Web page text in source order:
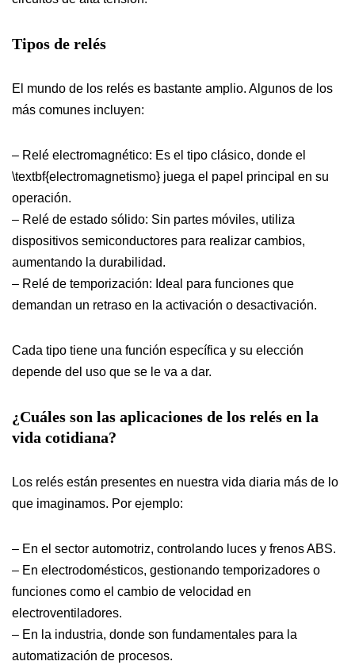
Tipos de relés
El mundo de los relés es bastante amplio. Algunos de los
más comunes incluyen:
– Relé electromagnético: Es el tipo clásico, donde el
\textbf{electromagnetismo} juega el papel principal en su
operación.
– Relé de estado sólido: Sin partes móviles, utiliza
dispositivos semiconductores para realizar cambios,
aumentando la durabilidad.
– Relé de temporización: Ideal para funciones que
demandan un retraso en la activación o desactivación.
Cada tipo tiene una función específica y su elección
depende del uso que se le va a dar.
¿Cuáles son las aplicaciones de los relés en la
vida cotidiana?
Los relés están presentes en nuestra vida diaria más de lo
que imaginamos. Por ejemplo:
– En el sector automotriz, controlando luces y frenos ABS.
– En electrodomésticos, gestionando temporizadores o
funciones como el cambio de velocidad en
electroventiladores.
– En la industria, donde son fundamentales para la
automatización de procesos.